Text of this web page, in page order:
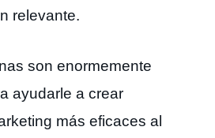
relevante.
son enormemente
ayudarle a crear
más eficaces al